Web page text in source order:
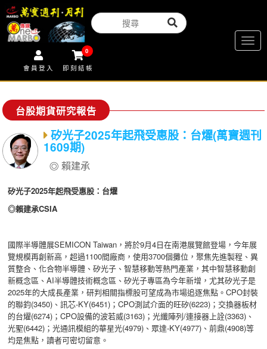
會員登入
0
即刻結帳
台股期貨研究報告
矽光子2025年起飛受惠股：台燿(萬寶週刊
1609期)
賴建承
矽光子2025年起飛受惠股：台燿
◎賴建承CSIA
國際半導體展SEMICON Taiwan，將於9月4日在南港展覽館登場，今年展
覽規模再創新高，超過1100間廠商，使用3700個攤位，聚焦先進製程、異
質整合、化合物半導體、矽光子、智慧移動等熱門產業，其中智慧移動創
新概念區、AI半導體技術概念區、矽光子專區為今年新增，尤其矽光子是
2025年的大成長產業，研判相關指標股可望成為市場追逐焦點。CPO封裝
的聯鈞(3450)、訊芯-KY(6451)；CPO測試介面的旺矽(6223)；交換器板材
的台燿(6274)；CPO設備的波若威(3163)；光纖陣列/連接器上詮(3363)、
光聖(6442)；光通訊模組的華星光(4979)、眾達-KY(4977)、前鼎(4908)等
均是焦點，讀者可密切留意。